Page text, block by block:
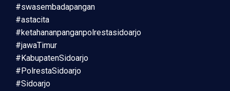
#swasembadapangan
#astacita
#ketahananpanganpolrestasidoarjo
#jawaTimur
#KabupatenSidoarjo
#PolrestaSidoarjo
#Sidoarjo